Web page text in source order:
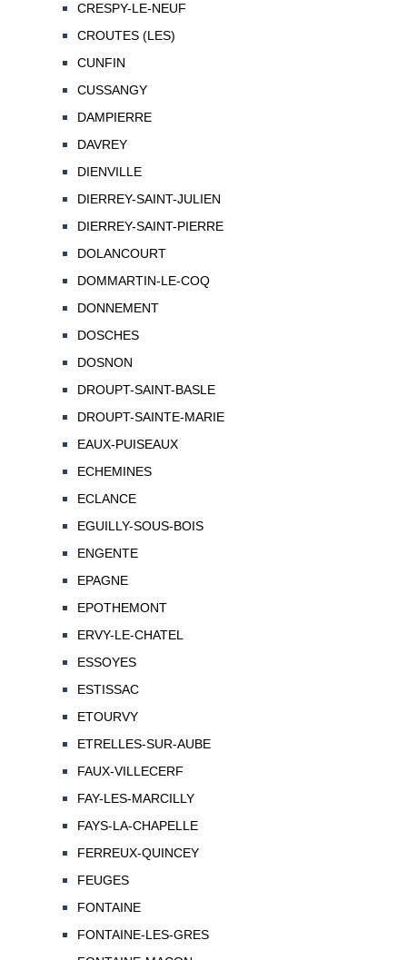
CRESPY-LE-NEUF
CROUTES (LES)
CUNFIN
CUSSANGY
DAMPIERRE
DAVREY
DIENVILLE
DIERREY-SAINT-JULIEN
DIERREY-SAINT-PIERRE
DOLANCOURT
DOMMARTIN-LE-COQ
DONNEMENT
DOSCHES
DOSNON
DROUPT-SAINT-BASLE
DROUPT-SAINTE-MARIE
EAUX-PUISEAUX
ECHEMINES
ECLANCE
EGUILLY-SOUS-BOIS
ENGENTE
EPAGNE
EPOTHEMONT
ERVY-LE-CHATEL
ESSOYES
ESTISSAC
ETOURVY
ETRELLES-SUR-AUBE
FAUX-VILLECERF
FAY-LES-MARCILLY
FAYS-LA-CHAPELLE
FERREUX-QUINCEY
FEUGES
FONTAINE
FONTAINE-LES-GRES